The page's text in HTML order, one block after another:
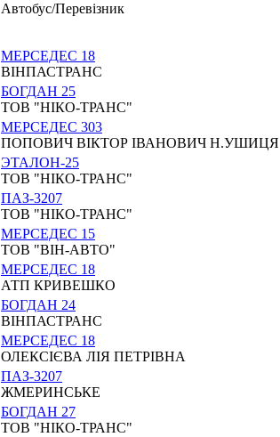
Автобус/Перевізник
МЕРСЕДЕС 18
ВІНПАСТРАНС
БОГДАН 25
ТОВ "НІКО-ТРАНС"
МЕРСЕДЕС 303
ПОПОВИЧ ВІКТОР ІВАНОВИЧ Н.УШИЦЯ
ЭТАЛОН-25
ТОВ "НІКО-ТРАНС"
ПАЗ-3207
ТОВ "НІКО-ТРАНС"
МЕРСЕДЕС 15
ТОВ "ВІН-АВТО"
МЕРСЕДЕС 18
АТП КРИВЕШКО
БОГДАН 24
ВІНПАСТРАНС
МЕРСЕДЕС 18
ОЛЕКСІЄВА ЛІЯ ПЕТРІВНА
ПАЗ-3207
ЖМЕРИНСЬКЕ
БОГДАН 27
ТОВ "НІКО-ТРАНС"